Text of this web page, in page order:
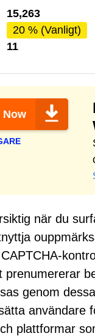
15,263
20 % (Vanligt)
11
Now
när du
prenumererar
genom
användare
plattformar